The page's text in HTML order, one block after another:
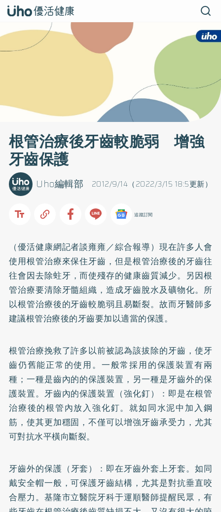
根管治療後牙齒較脆弱 增強
牙齒保護
2012/9/14（2022/3/15 18:5更新）
Uho編輯部
追蹤訂閱
（優活健康網記者談雍雍／綜合報導）現在許多人會
使用根管治療來保住牙齒，但是根管治療後的牙齒往
往會因去除蛀牙 ，而使殘存的健康齒質減少。另因根
管治療要清除牙髓組織，造成牙齒脫水及礦物化。所
以根管治療後的牙齒較脆弱且易斷裂。故而牙醫師多
建議根管治療後的牙齒要加以適當的保護。
根管治療挽救了許多以前被認為該拔除的牙齒，使牙
齒仍舊能正常的使用。一般常採用的保護裝置有兩
種；一種是齒內的的保護裝置，另一種是牙齒外的保
護裝置。牙齒內的保護裝置（強化釘）：即是在根管
治療後的根管內放入強化釘。就如同水泥中加入鋼
筋，使其更加穩固，不僅可以增強牙齒承受力，尤其
可對抗水平橫向斷裂。
牙齒外的保護（牙套）：即在牙齒外套上牙套。如同
戴安全帽一般，可保護牙齒結構，尤其是對抗垂直咬
合壓力。基隆市立醫院牙科于運順醫師提醒民眾，有